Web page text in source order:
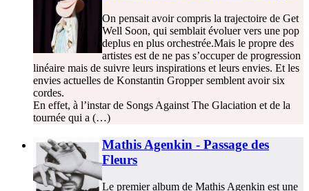
On pensait avoir compris la trajectoire de Get
Well Soon, qui semblait évoluer vers une pop
deplus en plus orchestrée.Mais le propre des
artistes est de ne pas s’occuper de progression
linéaire mais de suivre leurs inspirations et leurs envies. Et les
envies actuelles de Konstantin Gropper semblent avoir six
cordes.
En effet, à l’instar de Songs Against The Glaciation et de la
tournée qui a (…)
Mathis Agenkin - Passage des
Fleurs
Le premier album de Mathis Agenkin est une